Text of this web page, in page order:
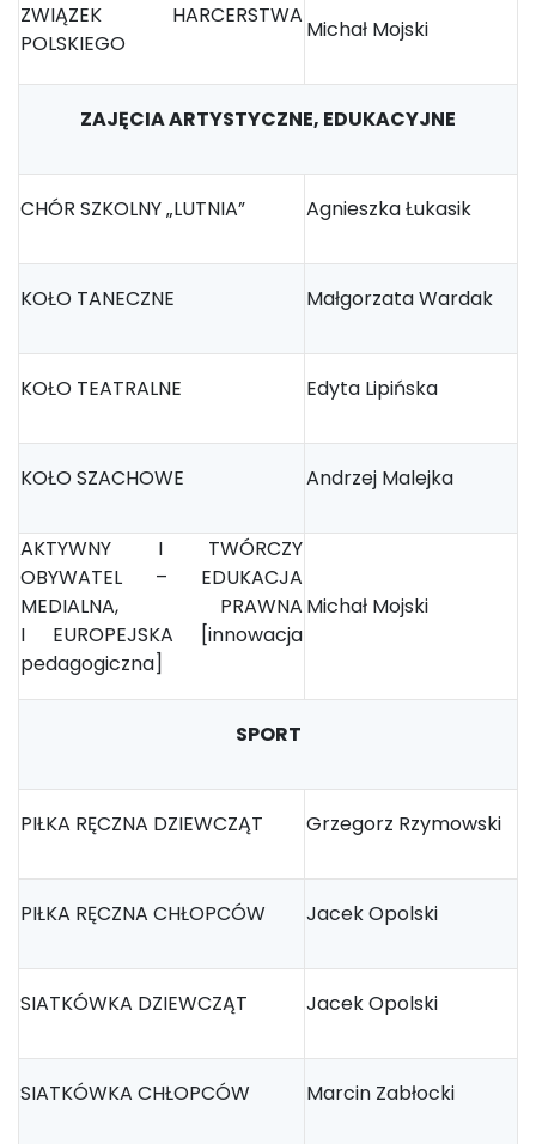
ZWIĄZEK HARCERSTWA
POLSKIEGO
Michał Mojski
ZAJĘCIA ARTYSTYCZNE, EDUKACYJNE
CHÓR SZKOLNY „LUTNIA” Agnieszka Łukasik
KOŁO TANECZNE Małgorzata Wardak
KOŁO TEATRALNE Edyta Lipińska
KOŁO SZACHOWE Andrzej Malejka
AKTYWNY I TWÓRCZY
OBYWATEL – EDUKACJA
MEDIALNA, PRAWNA
I EUROPEJSKA [innowacja
pedagogiczna]
Michał Mojski
SPORT
PIŁKA RĘCZNA DZIEWCZĄT Grzegorz Rzymowski
PIŁKA RĘCZNA CHŁOPCÓW Jacek Opolski
SIATKÓWKA DZIEWCZĄT Jacek Opolski
SIATKÓWKA CHŁOPCÓW Marcin Zabłocki